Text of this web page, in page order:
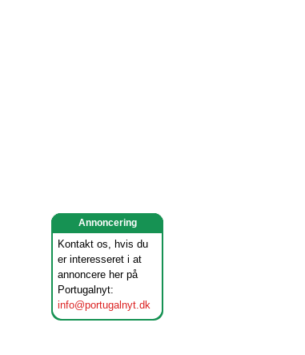
Annoncering
Kontakt os, hvis du
er interesseret i at
annoncere her på
Portugalnyt:
info@portugalnyt.dk